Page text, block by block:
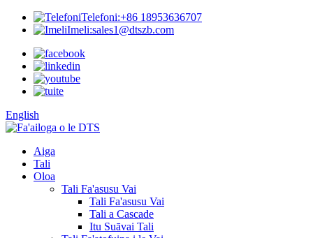
Telefoni:+86 18953636707
Imeli:sales1@dtszb.com
English
Aiga
Tali
Oloa
Tali Fa'asusu Vai
Tali Fa'asusu Vai
Tali a Cascade
Itu Suāvai Tali